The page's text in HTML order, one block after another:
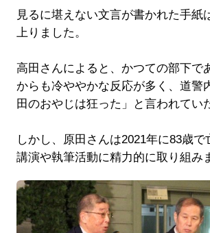
見るに堪えない文言が書かれた手紙
上りました。
高田さんによると、かつての部下で
からも冷ややかな反応が多く、道警
田のおやじは狂った」と言われてい
しかし、原田さんは2021年に83歳で
講演や執筆活動に精力的に取り組み